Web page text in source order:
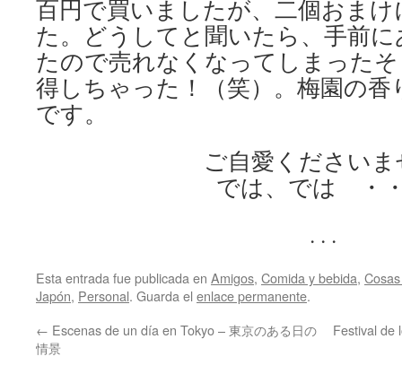
百円で買いましたが、二個おま
た。どうしてと聞いたら、手前
たので売れなくなってしまった
得しちゃった！（笑）。梅園の
です。
ご自愛くださいま
では、では ・
. . .
Esta entrada fue publicada en Amigos, Comida y bebida,
Japón, Personal. Guarda el enlace permanente.
← Escenas de un día en Tokyo – 東京のある日の
情景
Festival de